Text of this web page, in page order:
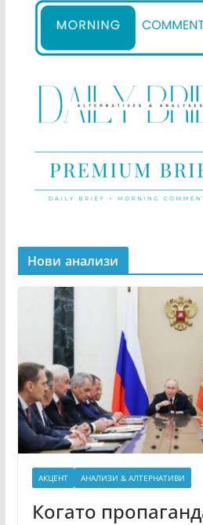
Нови анализи
АКЦЕНТ АНАЛИЗИ & АЛТЕРНАТИВИ
Когато